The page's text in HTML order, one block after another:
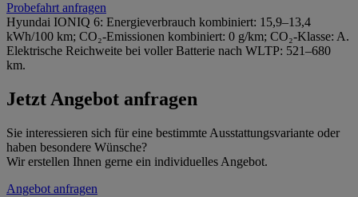
Probefahrt anfragen
Hyundai IONIQ 6: Energieverbrauch kombiniert: 15,9–13,4
kWh/100 km; CO₂-Emissionen kombiniert: 0 g/km; CO₂-Klasse: A.
Elektrische Reichweite bei voller Batterie nach WLTP: 521–680
km.
Jetzt Angebot anfragen
Sie interessieren sich für eine bestimmte Ausstattungsvariante oder
haben besondere Wünsche?
Wir erstellen Ihnen gerne ein individuelles Angebot.
Angebot anfragen